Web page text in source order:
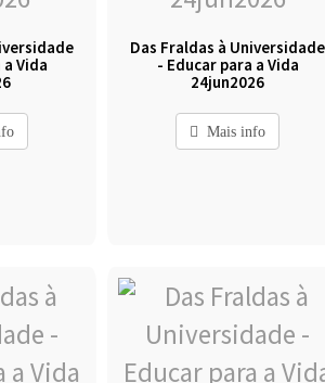
Vida
Das Fraldas à Universidade
- Educar para a Vida
24jun2026
Mais info